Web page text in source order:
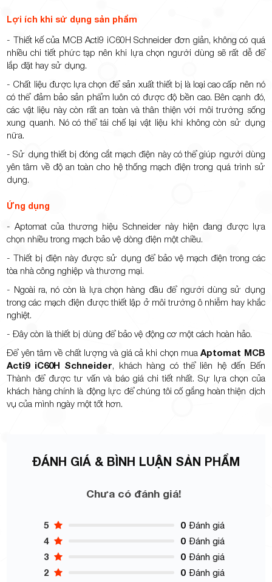
Lợi ích khi sử dụng sản phẩm
- Thiết kế của MCB Acti9 iC60H Schneider đơn giản, không có quá
nhiều chi tiết phức tạp nên khi lựa chọn người dùng sẽ rất dễ để
lắp đặt hay sử dụng.
- Chất liệu được lựa chọn để sản xuất thiết bị là loại cao cấp nên nó
có thể đảm bảo sản phẩm luôn có được độ bền cao. Bên cạnh đó,
các vật liệu này còn rất an toàn và thân thiện với môi trường sống
xung quanh. Nó có thể tái chế lại vật liệu khi không còn sử dụng
nữa.
- Sử dụng thiết bị đóng cắt mạch điện này có thể giúp người dùng
yên tâm về độ an toàn cho hệ thống mạch điện trong quá trình sử
dụng.
Ứng dụng
- Aptomat của thương hiệu Schneider này hiện đang được lựa
chọn nhiều trong mạch bảo vệ dòng điện một chiều.
- Thiết bị điện này được sử dụng để bảo vệ mạch điện trong các
tòa nhà công nghiệp và thương mại.
- Ngoài ra, nó còn là lựa chọn hàng đầu để người dùng sử dụng
trong các mạch điện được thiết lập ở môi trường ô nhiễm hay khắc
nghiệt.
- Đây còn là thiết bị dùng để bảo vệ động cơ một cách hoàn hảo.
Để yên tâm về chất lượng và giá cả khi chọn muaAptomat MCB
Acti9 iC60H Schneider, khách hàng có thể liên hệ đến Bến
Thành để được tư vấn và báo giá chi tiết nhất. Sự lựa chọn của
khách hàng chính là động lực để chúng tôi cố gắng hoàn thiện dịch
vụ của mình ngày một tốt hơn.
ĐÁNH GIÁ & BÌNH LUẬN SẢN PHẨM
Chưa có đánh giá!
5 0 Đánh giá
4 0 Đánh giá
3 0 Đánh giá
2 0 Đánh giá